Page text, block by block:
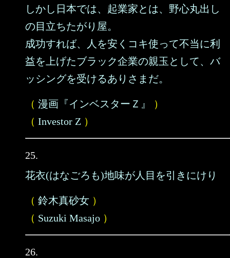
しかし日本では、起業家とは、野心丸出し
の目立ちたがり屋。
成功すれば、人を安くコキ使って不当に利
益を上げたブラック企業の親玉として、バ
ッシングを受けるありさまだ。
（ 漫画『インベスターＺ』
）
（ Investor Z ）
25.
花衣(はなごろも)地味が人目を引きにけり
（ 鈴木真砂女 ）
（ Suzuki Masajo ）
26.